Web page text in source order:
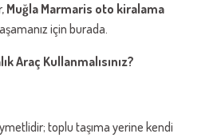
Muğla Marmaris oto kiralama
için burada.
Araç Kullanmalısınız?
toplu taşıma yerine kendi